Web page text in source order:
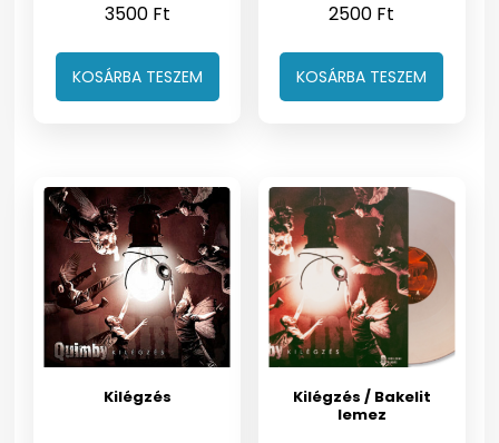
3500 Ft
KOSÁRBA TESZEM
2500 Ft
KOSÁRBA TESZEM
Kilégzés
Kilégzés / Bakelit
lemez